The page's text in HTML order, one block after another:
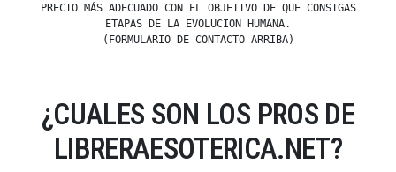
PRECIO MÁS ADECUADO CON EL OBJETIVO DE QUE CONSIGAS
ETAPAS DE LA EVOLUCION HUMANA.
(FORMULARIO DE CONTACTO ARRIBA)
¿CUALES SON LOS PROS DE
LIBRERAESOTERICA.NET?